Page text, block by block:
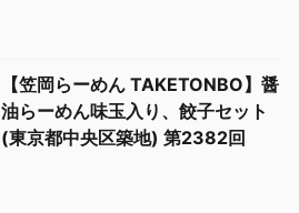
【笠岡らーめん TAKETONBO】醤
油らーめん味玉入り、餃子セット
(東京都中央区築地) 第2382回